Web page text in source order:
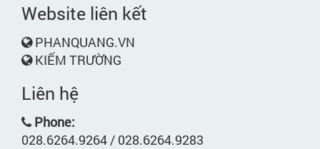
Website liên kết
PHANQUANG.VN
KIẾM TRƯỜNG
Liên hệ
Phone:
028.6264.9264 / 028.6264.9283